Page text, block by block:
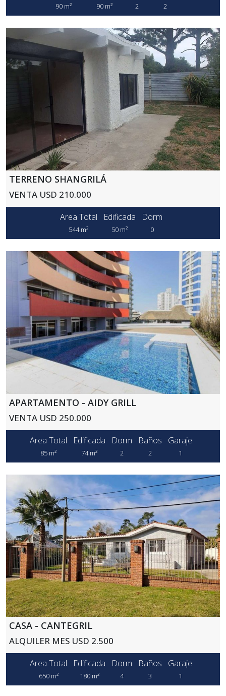
90 m² 90 m² 2 2
TERRENO SHANGRILÁ
VENTA USD 210.000
Area Total
544 m²
Edificada
50 m²
Dorm
0
APARTAMENTO - AIDY GRILL
VENTA USD 250.000
Area Total
85 m²
Edificada
74 m²
Dorm
2
Baños
2
Garaje
1
CASA - CANTEGRIL
ALQUILER MES USD 2.500
Area Total
650 m²
Edificada
180 m²
Dorm
4
Baños
3
Garaje
1